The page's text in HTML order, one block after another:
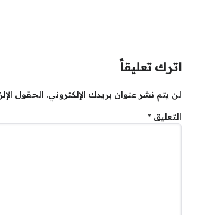
اترك تعليقاً
لن يتم نشر عنوان بريدك الإلكتروني. الحقول
التعليق *